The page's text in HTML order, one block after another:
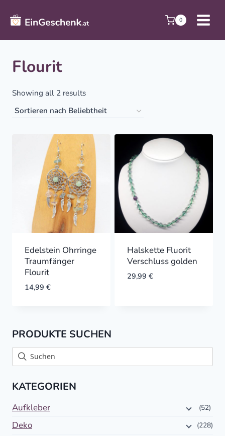
Inhalt
springen
0
Flourit
Showing all 2 resultsSorted
by
Edelstein Ohrringe
Traumfänger
Flourit
14,99 €
Halskette Fluorit
Verschluss golden
29,99 €
PRODUKTE SUCHEN
KATEGORIEN
Aufkleber (52)
Deko (228)